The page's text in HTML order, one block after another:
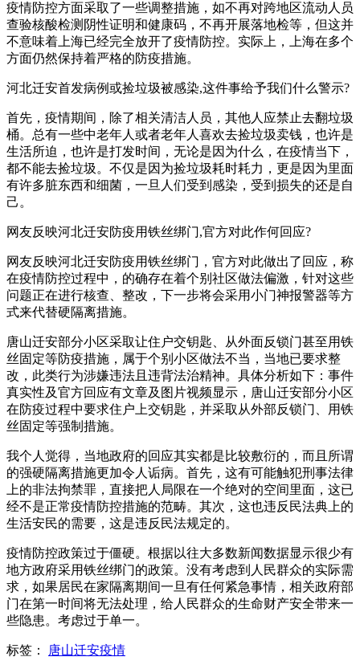
疫情防控方面采取了一些调整措施，如不再对跨地区流动人员
查验核酸检测阴性证明和健康码，不再开展落地检等，但这并
不意味着上海已经完全放开了疫情防控。实际上，上海在多个
方面仍然保持着严格的防疫措施。
河北迁安首发病例或捡垃圾被感染,这件事给予我们什么警示?
首先，疫情期间，除了相关清洁人员，其他人应禁止去翻垃圾
桶。总有一些中老年人或者老年人喜欢去捡垃圾卖钱，也许是
生活所迫，也许是打发时间，无论是因为什么，在疫情当下，
都不能去捡垃圾。不仅是因为捡垃圾耗时耗力，更是因为里面
有许多脏东西和细菌，一旦人们受到感染，受到损失的还是自
己。
网友反映河北迁安防疫用铁丝绑门,官方对此作何回应?
网友反映河北迁安防疫用铁丝绑门，官方对此做出了回应，称
在疫情防控过程中，的确存在着个别社区做法偏激，针对这些
问题正在进行核查、整改，下一步将会采用小门神报警器等方
式来代替硬隔离措施。
唐山迁安部分小区采取让住户交钥匙、从外面反锁门甚至用铁
丝固定等防疫措施，属于个别小区做法不当，当地已要求整
改，此类行为涉嫌违法且违背法治精神。具体分析如下：事件
真实性及官方回应有文章及图片视频显示，唐山迁安部分小区
在防疫过程中要求住户上交钥匙，并采取从外部反锁门、用铁
丝固定等强制措施。
我个人觉得，当地政府的回应其实都是比较敷衍的，而且所谓
的强硬隔离措施更加令人诟病。首先，这有可能触犯刑事法律
上的非法拘禁罪，直接把人局限在一个绝对的空间里面，这已
经不是正常疫情防控措施的范畴。其次，这也违反民法典上的
生活安民的需要，这是违反民法规定的。
疫情防控政策过于僵硬。根据以往大多数新闻数据显示很少有
地方政府采用铁丝绑门的政策。没有考虑到人民群众的实际需
求，如果居民在家隔离期间一旦有任何紧急事情，相关政府部
门在第一时间将无法处理，给人民群众的生命财产安全带来一
些隐患。考虑过于单一。
标签： 唐山迁安疫情